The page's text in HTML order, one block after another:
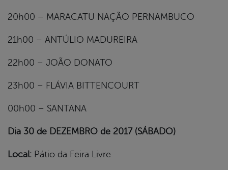
20h00 – MARACATU NAÇÃO PERNAMBUCO
21h00 – ANTÚLIO MADUREIRA
22h00 – JOÃO DONATO
23h00 – FLÁVIA BITTENCOURT
00h00 – SANTANA
Dia 30 de DEZEMBRO de 2017 (SÁBADO)
Local: Pátio da Feira Livre